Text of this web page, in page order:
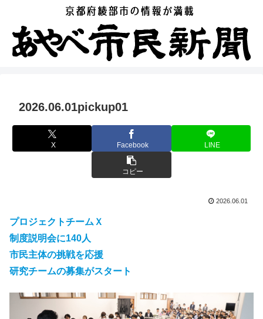
2026.06.01pickup01
X Facebook LINE
コピー
2026.06.01
プロジェクトチームＸ
制度説明会に140人
市民主体の挑戦を応援
研究チームの募集がスタート